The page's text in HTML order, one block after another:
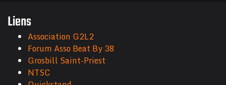
Liens
Association G2L2
Forum Asso Beat By 38
Grosbill Saint-Priest
NTSC